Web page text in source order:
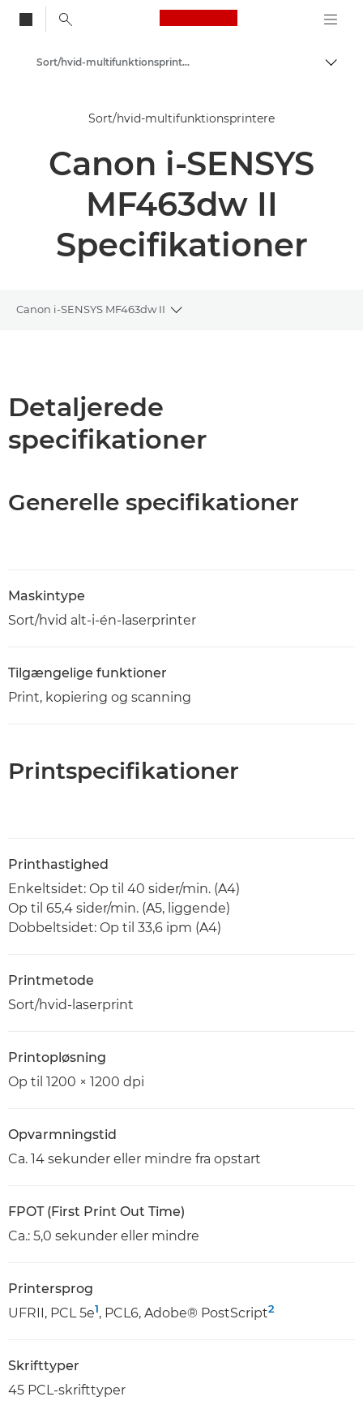
Canon Logo, back
Skift
Løsninger og services
Erhvervsprodukter
Multifunktionsprintere – Alt-i-Én-printere
Sort/hvid-multifunktionsprintere
Sort/hvid-multifunktionsprintere
Canon i-SENSYS
MF463dw II
Specifikationer
Canon i-SENSYS MF463dw II
Toggle breadcrumbs
Detaljerede
specifikationer
Generelle specifikationer
Maskintype
Sort/hvid alt-i-én-laserprinter
Tilgængelige funktioner
Print, kopiering og scanning
Printspecifikationer
Printhastighed
Enkeltsidet: Op til 40 sider/min. (A4)
Op til 65,4 sider/min. (A5, liggende)
Dobbeltsidet: Op til 33,6 ipm (A4)
Printmetode
Sort/hvid-laserprint
Printopløsning
Op til 1200 × 1200 dpi
Opvarmningstid
Ca. 14 sekunder eller mindre fra opstart
FPOT (First Print Out Time)
Ca.: 5,0 sekunder eller mindre
Printersprog
UFRII, PCL 5e1, PCL6, Adobe® PostScript2
Skrifttyper
45 PCL-skrifttyper